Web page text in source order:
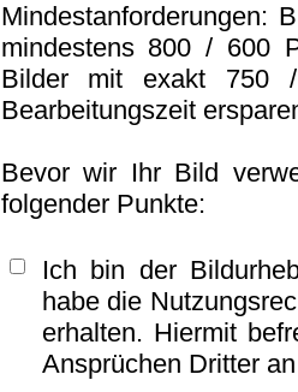
Mindestanforderungen:
mindestens 800 / 600
Bilder mit exakt 750
Bearbeitungszeit
Bevor wir Ihr Bild
folgender Punkte:
Ich bin der
habe die
erhalten. Hiermit
Ansprüchen Dritter